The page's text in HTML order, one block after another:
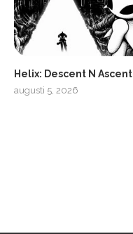
Helix: Descent N Ascent
augusti 5, 2026